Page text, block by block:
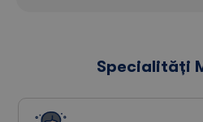
Specialități